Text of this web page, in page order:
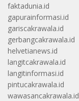
faktadunia.id
gapurainformasi.id
gariscakrawala.id
gerbangcakrawala.id
helvetianews.id
langitcakrawala.id
langitinformasi.id
pintucakrawala.id
wawasancakrawala.id